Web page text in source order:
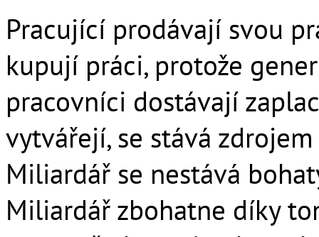
Pracující prodávají svou
kupují práci, protože
pracovníci dostávají
vytvářejí, se stává
Miliardář se nestává
Miliardář zbohatne díky